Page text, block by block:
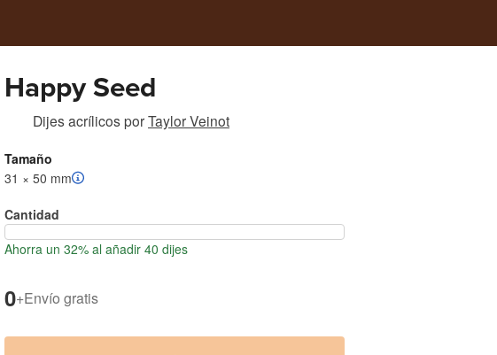
Happy Seed
Dijes acrílicosporTaylor Veinot
Tamaño
31 × 50 mm
Cantidad
Ahorra un 32% al añadir 40 dijes
0+Envío gratis